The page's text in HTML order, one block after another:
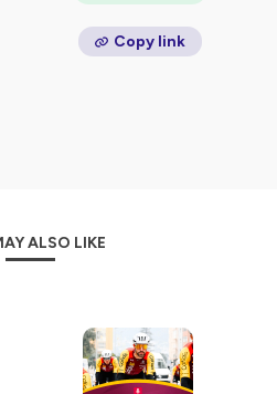
Copy link
ALSO LIKE